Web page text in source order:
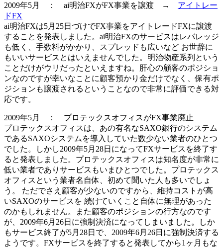
2009年5月 ： ai明治FXがFX事業を譲渡 → アイトレー
ドFX
ai明治FXは5月25日づけでFX事業をアイトレードFXに譲渡
することを発表しました。ai明治FXのサービスはレバレッジ
も低く、手数料がかかり、スプレッドも広いなど お世辞に
もいいサービスとはいえませんでした。明治物産系列という
ことだけがウリだったといえますね。肝心の顧客のポジショ
ンなのですが幸いなことに顧客預かり金だけでなく、保有ポ
ジションも譲渡されるということなので非常に評価できる対
応です。
2009年5月 ： プロテックスオフィスがFX事業廃止
プロテックスオフィスは、あの有名なSAXO銀行のシステム
であるSAXOシステムを導入していた数少ない業者のひとつ
でした。しかし2009年5月28日になってFXサービスを終了す
ると発表しました。プロテックスオフィスは知名度が非常に
低い業者でありサービスもいまひとつでした。プロテックス
オフィスという業者名自体、初めて聞いた人も多いでしょ
う。 ただでさえ顧客が少ないのですから、維持コストが高
いSAXOのサービスを 続けていくこと自体に無理があった
のかもしれません。また顧客のポジションの行方なのです
が、2009年6月26日に強制決済になってしまいました。しか
もサービス終了が5月28日で、2009年6月26日に強制決済する
ようです。FXサービスを終了すると発表してから1ヶ月もな